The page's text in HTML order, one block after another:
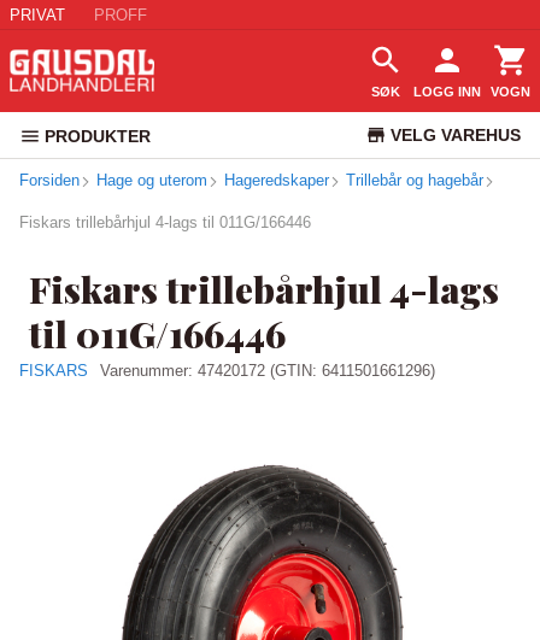
PRIVAT PROFF
SØK LOGG INN VOGN
PRODUKTER VELG VAREHUS
KUNDESERVICE
Forsiden Hage og uterom Hageredskaper Trillebår og hagebår
Fiskars trillebårhjul 4-lags til 011G/166446
Fiskars trillebårhjul 4-lags
til 011G/166446
FISKARS Varenummer: 47420172 (GTIN: 6411501661296)